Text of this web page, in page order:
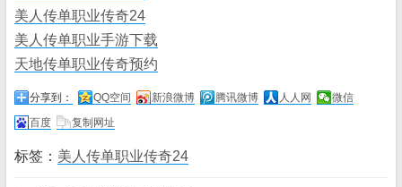
美人传单职业传奇24
美人传单职业手游下载
天地传单职业传奇预约
分享到： QQ空间 新浪微博 腾讯微博 人人网
微信
百度
复制网址
标签： 美人传单职业传奇24